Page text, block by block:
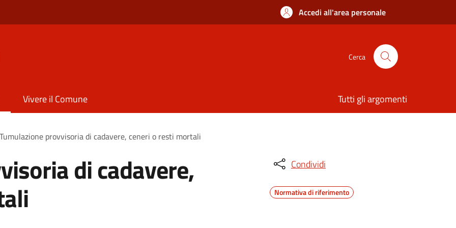
Accedi all'area personale
Cerca
Vivere il Comune Tutti gli argomenti
Tumulazione provvisoria di cadavere, ceneri o resti mortali
di cadavere, Condividi
Normativa di riferimento